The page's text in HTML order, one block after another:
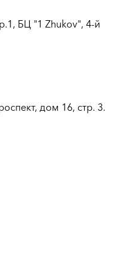
БЦ "1 Zhukov", 4-й
дом 16, стр. 3.